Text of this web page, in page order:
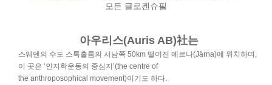
모든 글로켄슈필
아우리스(Auris AB)社는
스웨덴의 수도 스톡홀름의 서남쪽 50km 떨어진 예르나(Järna)에 위치하며,
이 곳은 ‘인지학운동의 중심지’(the centre of
the anthroposophical movement)이기도 하다.